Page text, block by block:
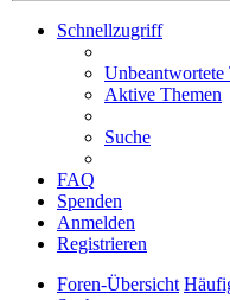
Schnellzugriff
Unbeantwortete
Aktive Themen
Suche
FAQ
Spenden
Anmelden
Registrieren
Foren-Übersicht